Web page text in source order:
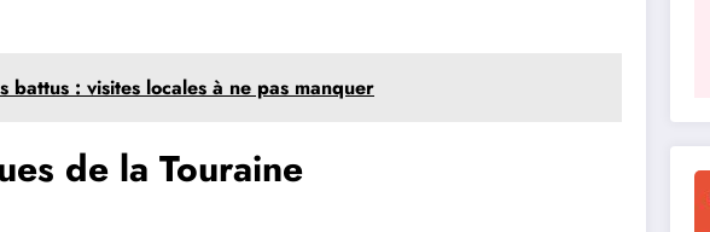
battus : visites locales à ne pas manquer
de la Touraine